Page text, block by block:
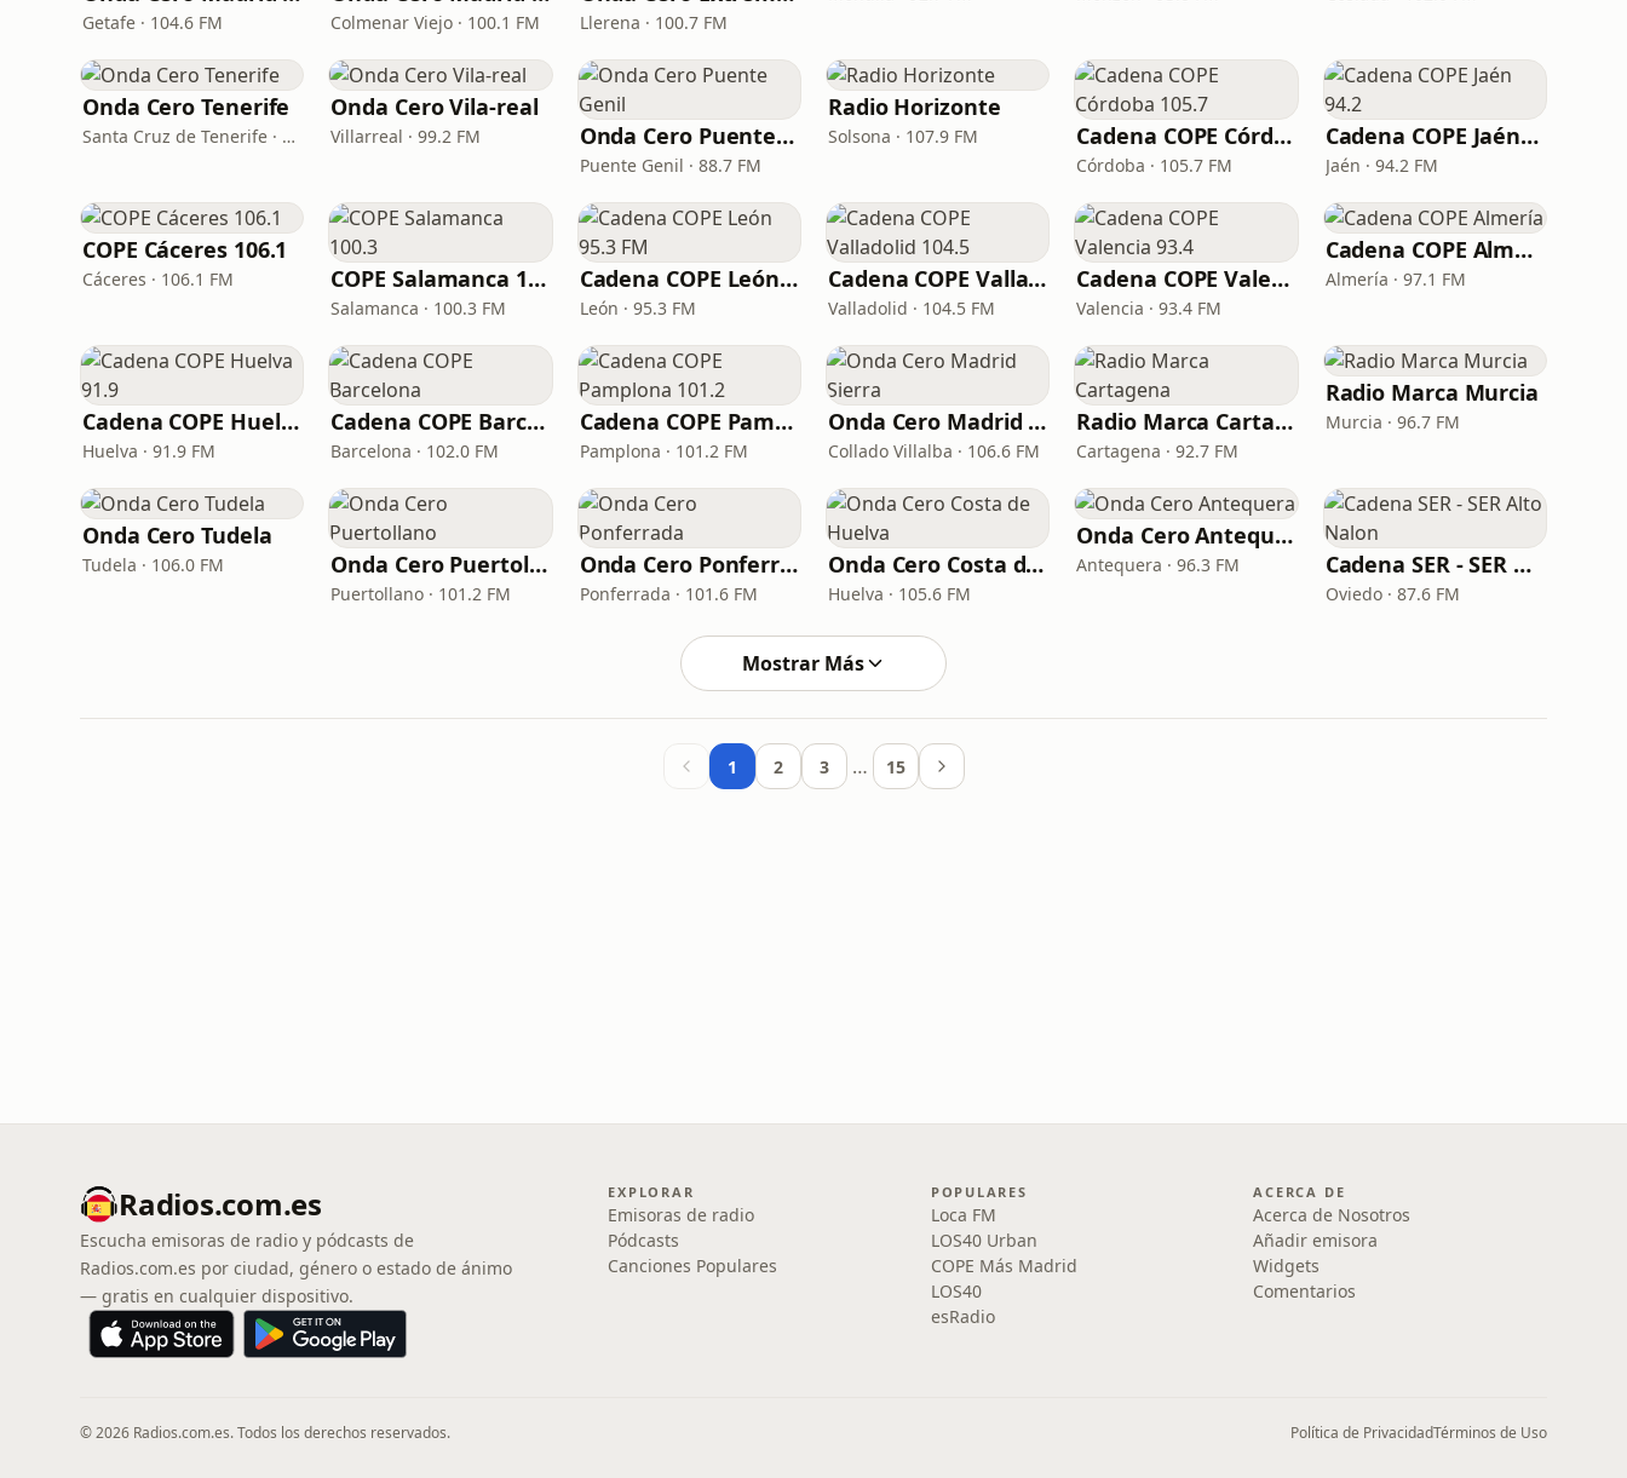
Getafe · 104.6 FM Colmenar Viejo · 100.1 FM Llerena · 100.7 FM
Onda Cero Tenerife
Santa Cruz de Tenerife · 94.0 FM
Onda Cero Vila-real
Villarreal · 99.2 FM Onda Cero Puente Genil
Puente Genil · 88.7 FM
Radio Horizonte
Solsona · 107.9 FM Cadena COPE Córdoba 105.7
Córdoba · 105.7 FM
Cadena COPE Jaén 94.2
Jaén · 94.2 FM
COPE Cáceres 106.1
Cáceres · 106.1 FM COPE Salamanca 100.3
Salamanca · 100.3 FM
Cadena COPE León 95.3 FM
León · 95.3 FM
Cadena COPE Valladolid 104.5
Valladolid · 104.5 FM
Cadena COPE Valencia 93.4
Valencia · 93.4 FM
Cadena COPE Almería
Almería · 97.1 FM
Cadena COPE Huelva 91.9
Huelva · 91.9 FM
Cadena COPE Barcelona
Barcelona · 102.0 FM
Cadena COPE Pamplona 101.2
Pamplona · 101.2 FM
Onda Cero Madrid Sierra
Collado Villalba · 106.6 FM
Radio Marca Cartagena
Cartagena · 92.7 FM
Radio Marca Murcia
Murcia · 96.7 FM
Onda Cero Tudela
Tudela · 106.0 FM Onda Cero Puertollano
Puertollano · 101.2 FM
Onda Cero Ponferrada
Ponferrada · 101.6 FM
Onda Cero Costa de Huelva
Huelva · 105.6 FM
Onda Cero Antequera
Antequera · 96.3 FM Cadena SER - SER Alto Nalon
Oviedo · 87.6 FM
Mostrar Más
1 2 3 … 15
Radios.com.es
Escucha emisoras de radio y pódcasts de
Radios.com.es por ciudad, género o estado de ánimo
— gratis en cualquier dispositivo.
EXPLORAR
Emisoras de radio
Pódcasts
Canciones Populares
POPULARES
Loca FM
LOS40 Urban
COPE Más Madrid
LOS40
esRadio
ACERCA DE
Acerca de Nosotros
Añadir emisora
Widgets
Comentarios
© 2026 Radios.com.es. Todos los derechos reservados. Política de PrivacidadTérminos de Uso